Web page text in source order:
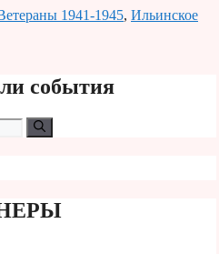
1941-1945, Ильинское
события